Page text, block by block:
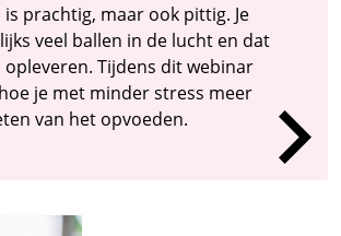
is prachtig, maar ook pittig. Je
veel ballen in de lucht en dat
opleveren. Tijdens dit webinar
je met minder stress meer
van het opvoeden.